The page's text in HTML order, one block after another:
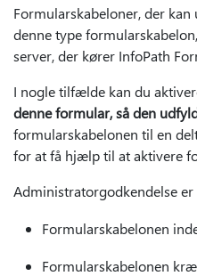
Formularskabeloner, der
denne type
server, der kører InfoPath
I nogle tilfælde kan du
denne formular, så den
formularskabelonen til en
for at få hjælp til at aktivere
Administratorgodkendelse
Formularskabelonen
Formularskabelonen